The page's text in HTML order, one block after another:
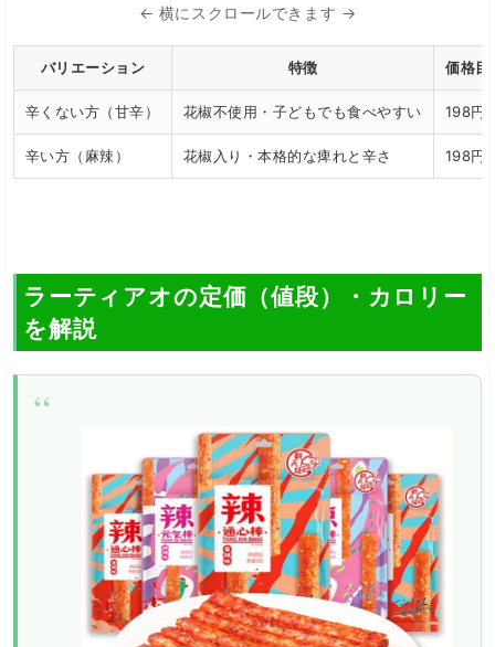
← 横にスクロールできます →
バリエーション 特徴 価格目
辛くない方（甘辛） 花椒不使用・子どもでも食べやすい 198円
辛い方（麻辣） 花椒入り・本格的な痺れと辛さ 198円
ラーティアオの定価（値段）・カロリー
を解説